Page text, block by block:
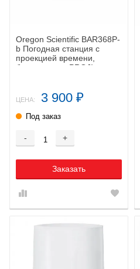
Oregon Scientific BAR368P-
b Погодная станция с
проекцией времени,
бордо, серия PROJI
ЦЕНА: 3 900 ₽
Под заказ
- +
Заказать